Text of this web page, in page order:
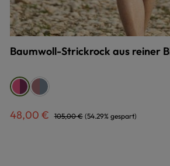
Baumwoll-Strickrock aus reiner
Farbeauswählen
brombeer/pink
brombeer/pink
buntbunt
Verkaufspreis:
48,00 € Regulärer Preis:
105,00 € (54.29% gespart)